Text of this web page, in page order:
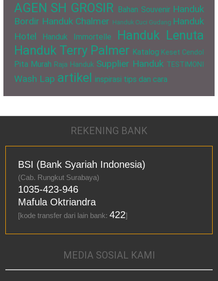
AGEN SH GROSIR Bahan Souvenir Handuk
Bordir Handuk Chalmer Handuk Cuci Gudang Handuk
Hotel
Handuk Immortelle
Handuk Lenuta
Handuk Terry Palmer Katalog Keset Cendol
Pita Murah Raja Handuk Supplier Handuk TESTIMONI
Wash Lap artikel inspirasi tips dan cara
REKENING BANK
BSI (Bank Syariah Indonesia)
(Cab. Rungkut Surabaya)
1035-423-946
Mafula Oktriandra
[kode transfer dari lain bank:422]
MEDIA SOSIAL KAMI